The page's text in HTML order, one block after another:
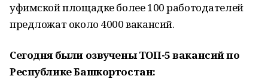
уфимской площадке более 100 работодателей
предложат около 4000 вакансий.
Сегодня были озвучены ТОП-5 вакансий по
Республике Башкортостан: